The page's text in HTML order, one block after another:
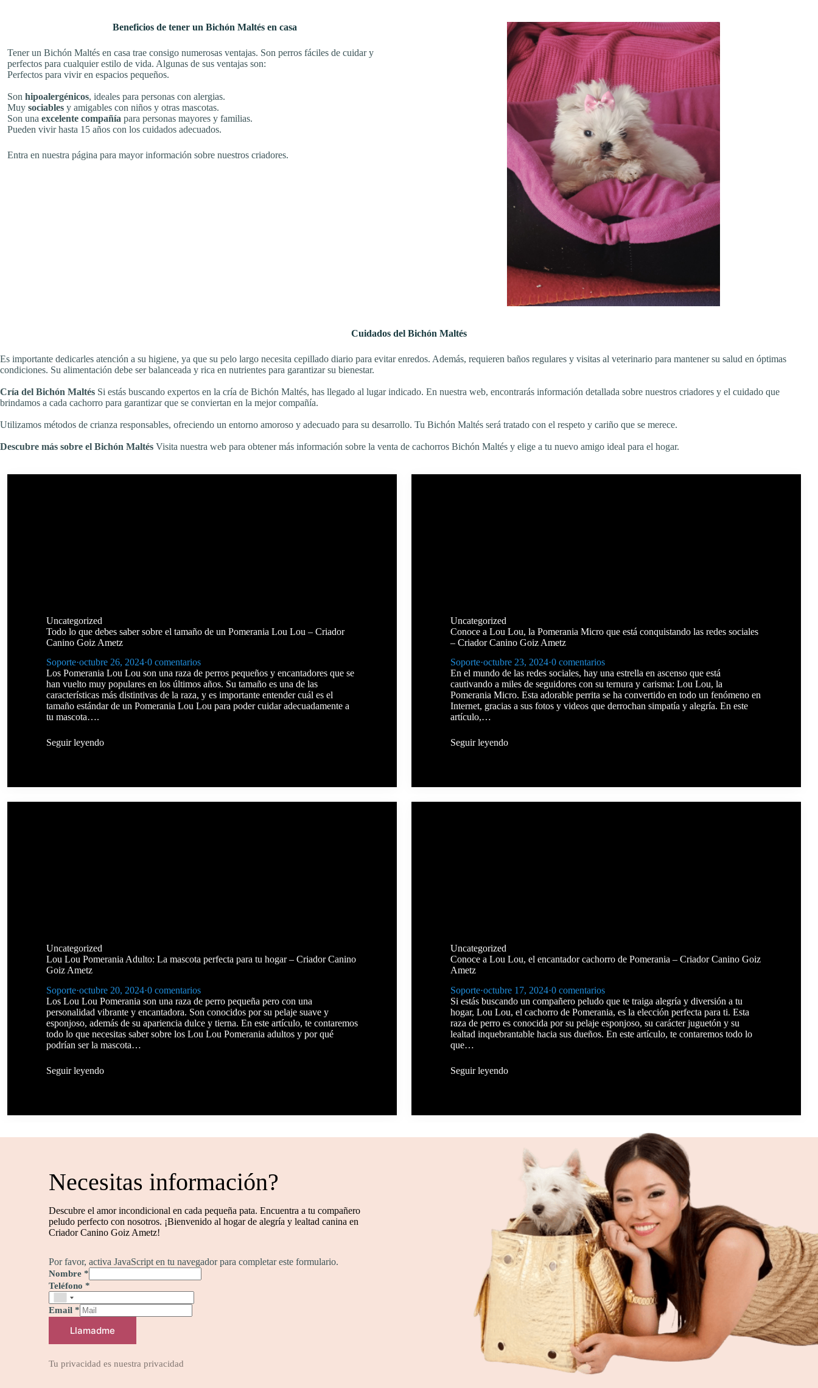
Beneficios de tener un Bichón Maltés en casa
Tener un Bichón Maltés en casa trae consigo numerosas ventajas. Son perros fáciles de cuidar y
perfectos para cualquier estilo de vida. Algunas de sus ventajas son:
Perfectos para vivir en espacios pequeños.
Son hipoalergénicos, ideales para personas con alergias.
Muy sociables y amigables con niños y otras mascotas.
Son una excelente compañía para personas mayores y familias.
Pueden vivir hasta 15 años con los cuidados adecuados.
Entra en nuestra página para mayor información sobre nuestros criadores.
Cuidados del Bichón Maltés
Es importante dedicarles atención a su higiene, ya que su pelo largo necesita cepillado diario para evitar enredos. Además, requieren baños regulares y visitas al veterinario para mantener su salud en óptimas
condiciones. Su alimentación debe ser balanceada y rica en nutrientes para garantizar su bienestar.
Cría del Bichón Maltés Si estás buscando expertos en la cría de Bichón Maltés, has llegado al lugar indicado. En nuestra web, encontrarás información detallada sobre nuestros criadores y el cuidado que
brindamos a cada cachorro para garantizar que se conviertan en la mejor compañía.
Utilizamos métodos de crianza responsables, ofreciendo un entorno amoroso y adecuado para su desarrollo. Tu Bichón Maltés será tratado con el respeto y cariño que se merece.
Descubre más sobre el Bichón Maltés Visita nuestra web para obtener más información sobre la venta de cachorros Bichón Maltés y elige a tu nuevo amigo ideal para el hogar.
Uncategorized
Todo lo que debes saber sobre el tamaño de un Pomerania Lou Lou – Criador
Canino Goiz Ametz
Soporte·octubre 26, 2024·0 comentarios
Los Pomerania Lou Lou son una raza de perros pequeños y encantadores que se
han vuelto muy populares en los últimos años. Su tamaño es una de las
características más distintivas de la raza, y es importante entender cuál es el
tamaño estándar de un Pomerania Lou Lou para poder cuidar adecuadamente a
tu mascota….
Seguir leyendo
Uncategorized
Conoce a Lou Lou, la Pomerania Micro que está conquistando las redes sociales
– Criador Canino Goiz Ametz
Soporte·octubre 23, 2024·0 comentarios
En el mundo de las redes sociales, hay una estrella en ascenso que está
cautivando a miles de seguidores con su ternura y carisma: Lou Lou, la
Pomerania Micro. Esta adorable perrita se ha convertido en todo un fenómeno en
Internet, gracias a sus fotos y videos que derrochan simpatía y alegría. En este
artículo,…
Seguir leyendo
Uncategorized
Lou Lou Pomerania Adulto: La mascota perfecta para tu hogar – Criador Canino
Goiz Ametz
Soporte·octubre 20, 2024·0 comentarios
Los Lou Lou Pomerania son una raza de perro pequeña pero con una
personalidad vibrante y encantadora. Son conocidos por su pelaje suave y
esponjoso, además de su apariencia dulce y tierna. En este artículo, te contaremos
todo lo que necesitas saber sobre los Lou Lou Pomerania adultos y por qué
podrían ser la mascota…
Seguir leyendo
Uncategorized
Conoce a Lou Lou, el encantador cachorro de Pomerania – Criador Canino Goiz
Ametz
Soporte·octubre 17, 2024·0 comentarios
Si estás buscando un compañero peludo que te traiga alegría y diversión a tu
hogar, Lou Lou, el cachorro de Pomerania, es la elección perfecta para ti. Esta
raza de perro es conocida por su pelaje esponjoso, su carácter juguetón y su
lealtad inquebrantable hacia sus dueños. En este artículo, te contaremos todo lo
que…
Seguir leyendo
Necesitas información?
Descubre el amor incondicional en cada pequeña pata. Encuentra a tu compañero
peludo perfecto con nosotros. ¡Bienvenido al hogar de alegría y lealtad canina en
Criador Canino Goiz Ametz!
Por favor, activa JavaScript en tu navegador para completar este formulario.
Nombre *
Teléfono *
Email *
Llamadme
Tu privacidad es nuestra privacidad